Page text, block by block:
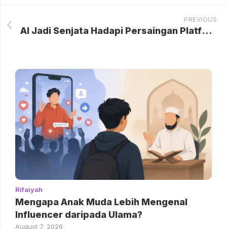
PREVIOUS
AI Jadi Senjata Hadapi Persaingan Platform Global di Ekonomi Digital
Rifaiyah
Mengapa Anak Muda Lebih Mengenal
Influencer daripada Ulama?
August 7, 2026